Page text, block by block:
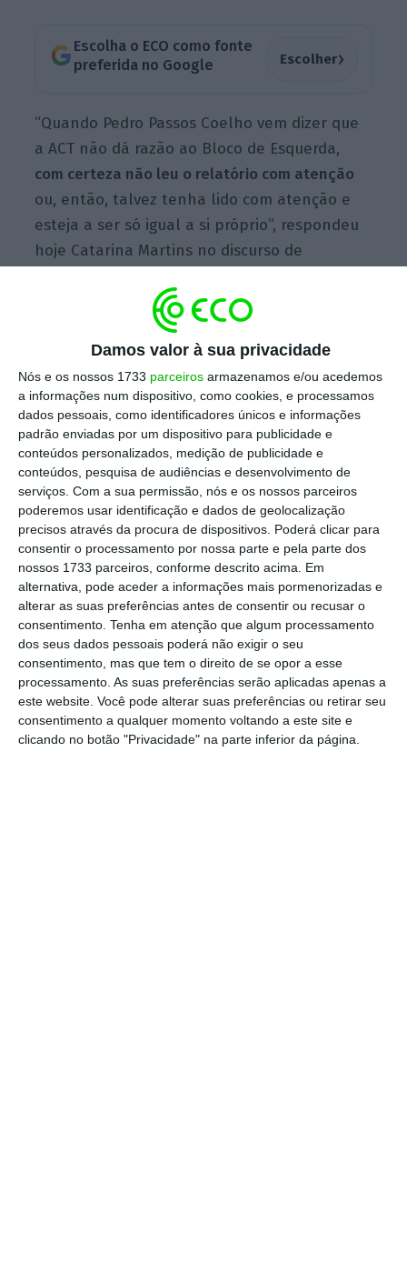
Damos valor à sua privacidade
Nós e os nossos 1733 parceiros armazenamos e/ou acedemos
a informações num dispositivo, como cookies, e processamos
dados pessoais, como identificadores únicos e informações
padrão enviadas por um dispositivo para publicidade e
conteúdos personalizados, medição de publicidade e
conteúdos, pesquisa de audiências e desenvolvimento de
serviços. Com a sua permissão, nós e os nossos parceiros
poderemos usar identificação e dados de geolocalização
precisos através da procura de dispositivos. Poderá clicar para
consentir o processamento por nossa parte e pela parte dos
nossos 1733 parceiros, conforme descrito acima. Em
alternativa, pode aceder a informações mais pormenorizadas e
alterar as suas preferências antes de consentir ou recusar o
consentimento. Tenha em atenção que algum processamento
dos seus dados pessoais poderá não exigir o seu
consentimento, mas que tem o direito de se opor a esse
processamento. As suas preferências serão aplicadas apenas a
este website. Você pode alterar suas preferências ou retirar seu
consentimento a qualquer momento voltando a este site e
clicando no botão "Privacidade" na parte inferior da página.
Escolha o ECO como fonte
preferida no Google
Escolher›
“Quando Pedro Passos Coelho vem dizer que
a ACT não dá razão ao Bloco de Esquerda,
com certeza não leu o relatório com atenção
ou, então, talvez tenha lido com atenção e
esteja a ser só igual a si próprio”, respondeu
hoje Catarina Martins no discurso de
rentrée política do BE.
A líder bloquista não fica, no entanto,
surpreendida que “entre defender os
trabalhadores ou a multinacional que se
apresentou ao país como gostando pouco de
pagar salários, Pedro Passos Coelho escolha
a Altice aos trabalhadores”.
Passos espera que BE se retrate de acusações à
Altice
Ler Mais
“No Bloco de Esquerda sabemos sempre de
que lado estamos”, atirou.
De acordo com Catarina Martins, o relatório